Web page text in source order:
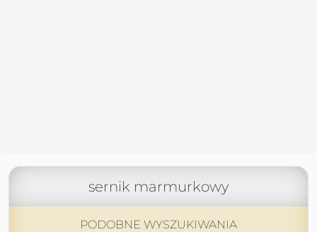
sernik marmurkowy
PODOBNE WYSZUKIWANIA